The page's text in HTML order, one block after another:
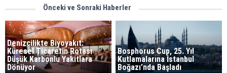
Önceki ve Sonraki Haberler
Denizcilikte Biyoyakıt:
Küresel Ticaretin Rotası
Düşük Karbonlu Yakıtlara
Dönüyor
Bosphorus Cup, 25. Yıl
Kutlamalarına İstanbul
Boğazı’nda Başladı